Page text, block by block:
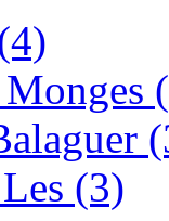
(3)